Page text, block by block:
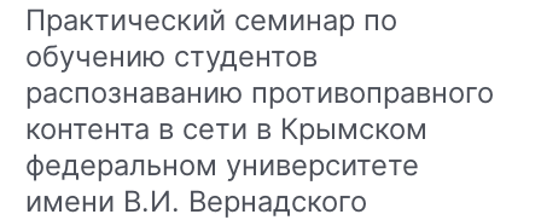
Практический семинар по
обучению студентов
распознаванию противоправного
контента в сети в Крымском
федеральном университете
имени В.И. Вернадского